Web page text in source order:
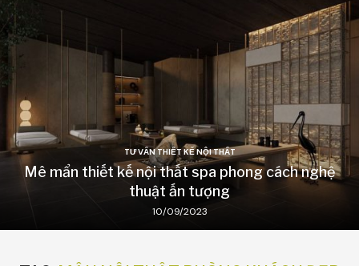
TƯ VẤN THIẾT KẾ NỘI THẤT
Mê mẩn thiết kế nội thất spa phong cách nghệ
thuật ấn tượng
10/09/2023